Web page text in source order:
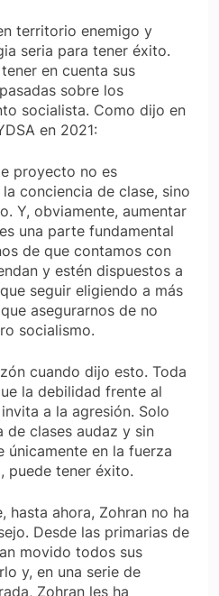
territorio enemigo y
seria para tener éxito.
en cuenta sus
sobre los
socialista. Como dijo en
en 2021:
proyecto no es
conciencia de clase, sino
Y, obviamente, aumentar
una parte fundamental
de que contamos con
y estén dispuestos a
seguir eligiendo a más
asegurarnos de no
socialismo.
cuando dijo esto. Toda
la debilidad frente al
a la agresión. Solo
de clases audaz y sin
únicamente en la fuerza
puede tener éxito.
hasta ahora, Zohran no ha
Desde las primarias de
movido todos sus
y, en una serie de
Zohran les ha